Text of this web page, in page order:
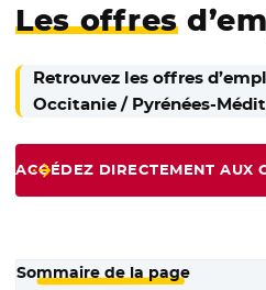
Les offres
Retrouvez les offres
Occitanie / Pyrénées-
ACCÉDEZ DIRECTEMENT AUX
Sommaire de la page